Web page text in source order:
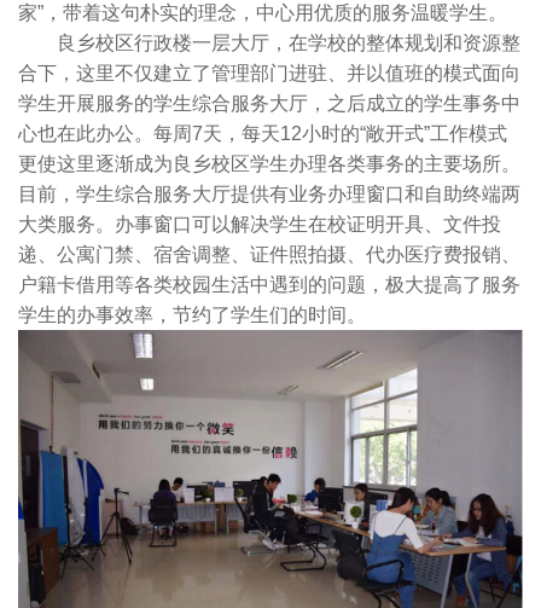
家”，带着这句朴实的理念，中心用优质的服务温暖学生。
良乡校区行政楼一层大厅，在学校的整体规划和资源整
合下，这里不仅建立了管理部门进驻、并以值班的模式面向
学生开展服务的学生综合服务大厅，之后成立的学生事务中
心也在此办公。每周7天，每天12小时的“敞开式”工作模式
更使这里逐渐成为良乡校区学生办理各类事务的主要场所。
目前，学生综合服务大厅提供有业务办理窗口和自助终端两
大类服务。办事窗口可以解决学生在校证明开具、文件投
递、公寓门禁、宿舍调整、证件照拍摄、代办医疗费报销、
户籍卡借用等各类校园生活中遇到的问题，极大提高了服务
学生的办事效率，节约了学生们的时间。